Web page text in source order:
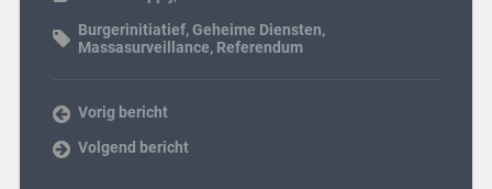
Burgerinitiatief,Geheime Diensten,
Massasurveillance, Referendum
Vorig bericht
Volgend bericht